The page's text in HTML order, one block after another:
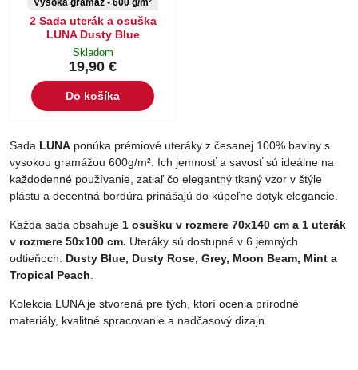
Vysoká gramáž - 600 g/m²
2 Sada uterák a osuška
LUNA Dusty Blue
Skladom
19,90 €
Do košíka
Sada LUNA ponúka prémiové uteráky z česanej 100% bavlny s
vysokou gramážou 600g/m². Ich jemnosť a savosť sú ideálne na
každodenné používanie, zatiaľ čo elegantný tkaný vzor v štýle
plástu a decentná bordúra prinášajú do kúpeľne dotyk elegancie.
Každá sada obsahuje 1 osušku v rozmere 70x140 cm a 1 uterák
v rozmere 50x100 cm. Uteráky sú dostupné v 6 jemných
odtieňoch: Dusty Blue, Dusty Rose, Grey, Moon Beam, Mint a
Tropical Peach
Kolekcia LUNA je stvorená pre tých, ktorí ocenia prírodné
materiály, kvalitné spracovanie a nadčasový dizajn.